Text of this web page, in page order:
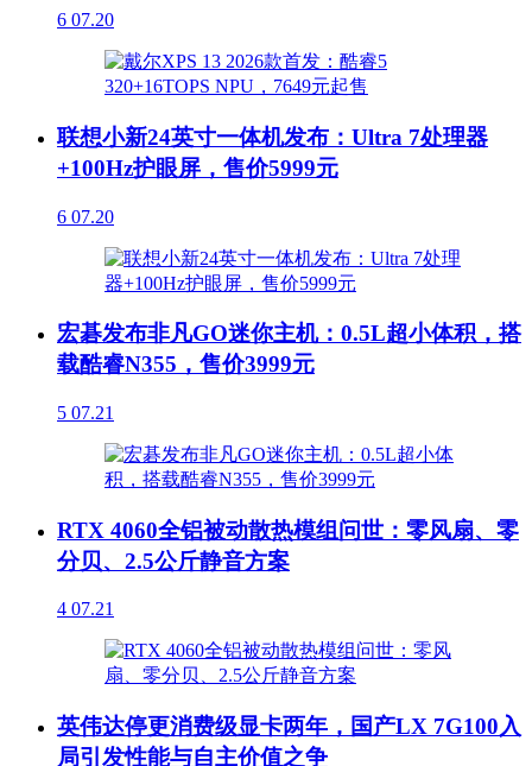
6 07.20
联想小新24英寸一体机发布：Ultra 7处理器
+100Hz护眼屏，售价5999元
6 07.20
宏碁发布非凡GO迷你主机：0.5L超小体积，搭
载酷睿N355，售价3999元
5 07.21
RTX 4060全铝被动散热模组问世：零风扇、零
分贝、2.5公斤静音方案
4 07.21
英伟达停更消费级显卡两年，国产LX 7G100入
局引发性能与自主价值之争